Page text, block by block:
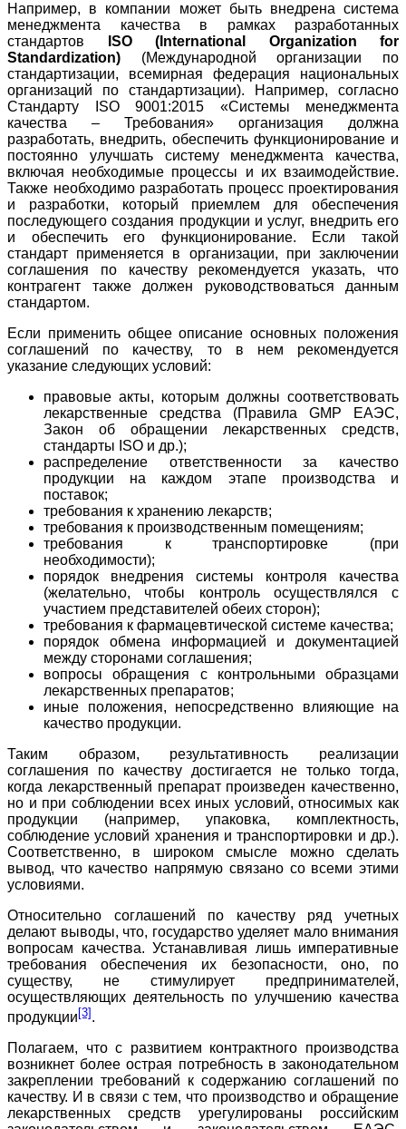
Например, в компании может быть внедрена система
менеджмента качества в рамках разработанных
стандартов
ISO (International Organization for
Standardization) (Международной организации по
стандартизации, всемирная федерация национальных
организаций по стандартизации). Например, согласно
Стандарту ISO 9001:2015 «Системы менеджмента
качества – Требования» организация должна
разработать, внедрить, обеспечить функционирование и
постоянно улучшать систему менеджмента качества,
включая необходимые процессы и их взаимодействие.
Также необходимо разработать процесс проектирования
и разработки, который приемлем для обеспечения
последующего создания продукции и услуг, внедрить его
и обеспечить его функционирование. Если такой
стандарт применяется в организации, при заключении
соглашения по качеству рекомендуется указать, что
контрагент также должен руководствоваться данным
стандартом.
Если применить общее описание основных положения
соглашений по качеству, то в нем рекомендуется
указание следующих условий:
правовые акты, которым должны соответствовать
лекарственные средства (Правила GMP ЕАЭС,
Закон об обращении лекарственных средств,
стандарты ISO и др.);
распределение ответственности за качество
продукции на каждом этапе производства и
поставок;
требования к хранению лекарств;
требования к производственным помещениям;
требования к транспортировке (при
необходимости);
порядок внедрения системы контроля качества
(желательно, чтобы контроль осуществлялся с
участием представителей обеих сторон);
требования к фармацевтической системе качества;
порядок обмена информацией и документацией
между сторонами соглашения;
вопросы обращения с контрольными образцами
лекарственных препаратов;
иные положения, непосредственно влияющие на
качество продукции.
Таким образом, результативность реализации
соглашения по качеству достигается не только тогда,
когда лекарственный препарат произведен качественно,
но и при соблюдении всех иных условий, относимых как
продукции (например, упаковка, комплектность,
соблюдение условий хранения и транспортировки и др.).
Соответственно, в широком смысле можно сделать
вывод, что качество напрямую связано со всеми этими
условиями.
Относительно соглашений по качеству ряд учетных
делают выводы, что, государство уделяет мало внимания
вопросам качества. Устанавливая лишь императивные
требования обеспечения их безопасности, оно, по
существу, не стимулирует предпринимателей,
осуществляющих деятельность по улучшению качества
продукции [3] .
Полагаем, что с развитием контрактного производства
возникнет более острая потребность в законодательном
закреплении требований к содержанию соглашений по
качеству. И в связи с тем, что производство и обращение
лекарственных средств урегулированы российским